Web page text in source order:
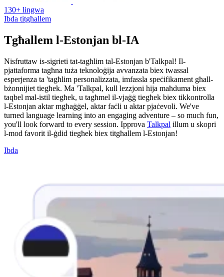
130+ lingwa
Ibda titgħallem
Tgħallem l-Estonjan bl-IA
Nisfruttaw is-sigrieti tat-tagħlim tal-Estonjan b'Talkpal! Il-
pjattaforma tagħna tuża teknoloġija avvanzata biex twassal
esperjenza ta 'tagħlim personalizzata, imfassla speċifikament għall-
bżonnijiet tiegħek. Ma 'Talkpal, kull lezzjoni hija maħduma biex
taqbel mal-istil tiegħek, u tagħmel il-vjaġġ tiegħek biex tikkontrolla
l-Estonjan aktar mgħaġġel, aktar faċli u aktar pjaċevoli. We've
turned language learning into an engaging adventure – so much fun,
you'll look forward to every session. Ipprova Talkpal illum u skopri
l-mod favorit il-ġdid tiegħek biex titgħallem l-Estonjan!
Ibda